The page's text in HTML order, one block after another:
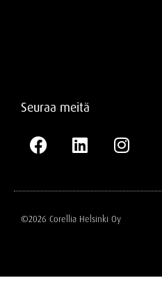
Seuraa meitä
©2026 Corellia Helsinki Oy